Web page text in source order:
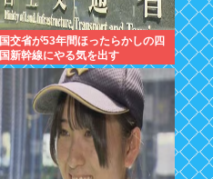
国交省が53年間ほったらかしの四
国新幹線にやる気を出す